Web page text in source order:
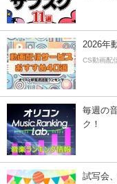
2026年
CS動画配
毎週の
ク！
試写会